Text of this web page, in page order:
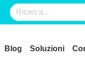
Blog Soluzioni